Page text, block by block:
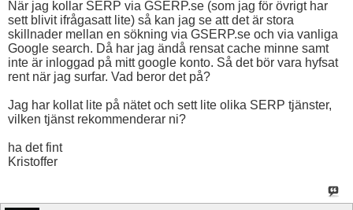
När jag kollar SERP via GSERP.se (som jag för övrigt har
sett blivit ifrågasatt lite) så kan jag se att det är stora
skillnader mellan en sökning via GSERP.se och via vanliga
Google search. Då har jag ändå rensat cache minne samt
inte är inloggad på mitt google konto. Så det bör vara hyfsat
rent när jag surfar. Vad beror det på?
Jag har kollat lite på nätet och sett lite olika SERP tjänster,
vilken tjänst rekommenderar ni?
ha det fint
Kristoffer